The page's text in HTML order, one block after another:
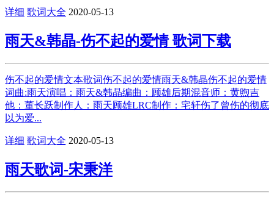
详细 歌词大全 2020-05-13
雨天&韩晶-伤不起的爱情 歌词下载
伤不起的爱情文本歌词伤不起的爱情雨天&韩晶伤不起的爱情
词曲:雨天演唱：雨天&韩晶编曲：顾雄后期混音师：黄煦吉
他：董长跃制作人：雨天顾雄LRC制作：宅轩伤了曾伤的彻底
以为爱...
详细 歌词大全 2020-05-13
雨天歌词-宋秉洋